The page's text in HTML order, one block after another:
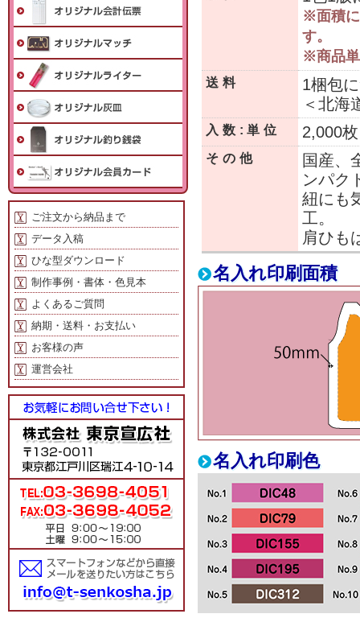
※面積に
す。
※商品単
送料
1梱包
＜北海
入数:単位 2,000
その他
国産、
ンパク
紐にも
工。
肩ひも
名入れ印刷面積
名入れ印刷色
ご注文から納品まで
データ入稿
ひな型ダウンロード
制作事例・書体・色見本
よくあるご質問
納期・送料・お支払い
お客様の声
運営会社